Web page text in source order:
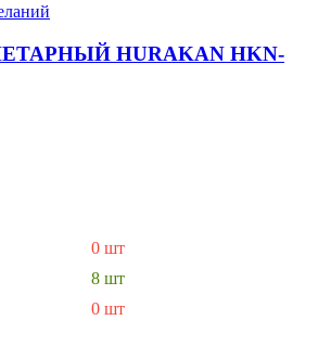
HURAKAN HKN-
0 шт
8 шт
0 шт